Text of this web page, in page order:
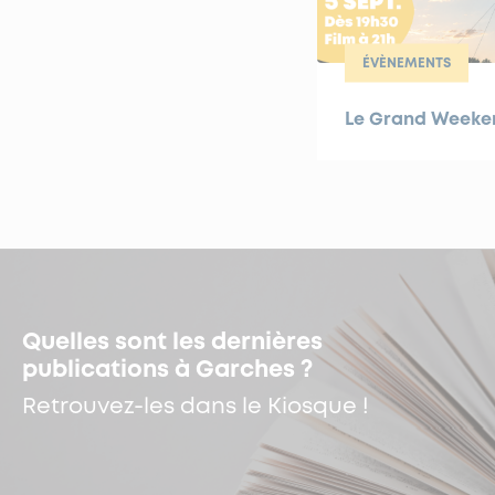
ÉVÈNEMENTS
Le Grand
Quelles sont les dernières
publications à Garches ?
Retrouvez-les dans le Kiosque !